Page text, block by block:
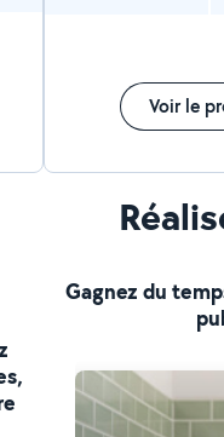
Voir le
Gagnez du